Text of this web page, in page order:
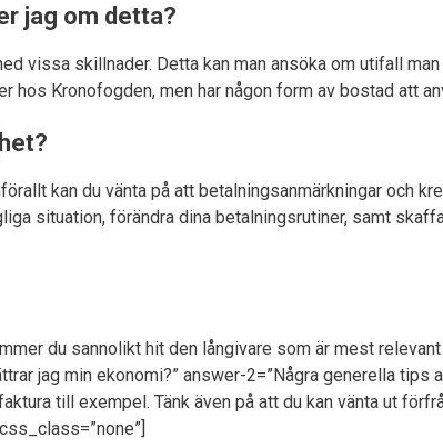
jag om detta?
vissa skillnader. Detta kan man ansöka om utifall
Kronofogden, men har någon form av bostad att
kan du vänta på att betalningsanmärkningar och
situation, förändra dina betalningsrutiner, samt
du sannolikt hit den långivare som är mest
jag min ekonomi?” answer-2=”Några generella tips
till exempel. Tänk även på att du kan vänta ut